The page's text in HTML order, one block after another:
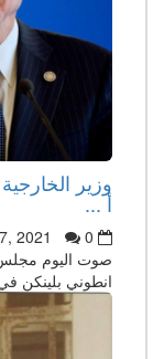
وزير
أ ...
27, 2021
0
صوت اليوم مجلس
انطوني بلينكن